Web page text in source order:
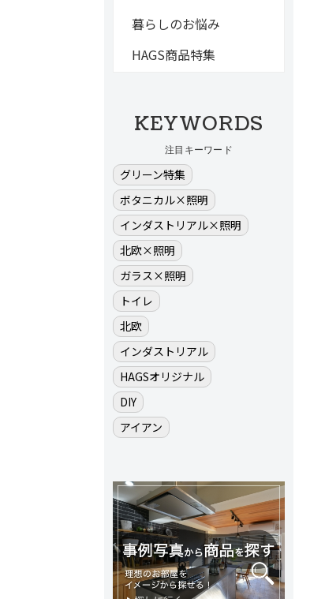
暮らしのお悩み
HAGS商品特集
KEYWORDS
注目キーワード
グリーン特集
ボタニカル×照明
インダストリアル×照明
北欧×照明
ガラス×照明
トイレ
北欧
インダストリアル
HAGSオリジナル
DIY
アイアン